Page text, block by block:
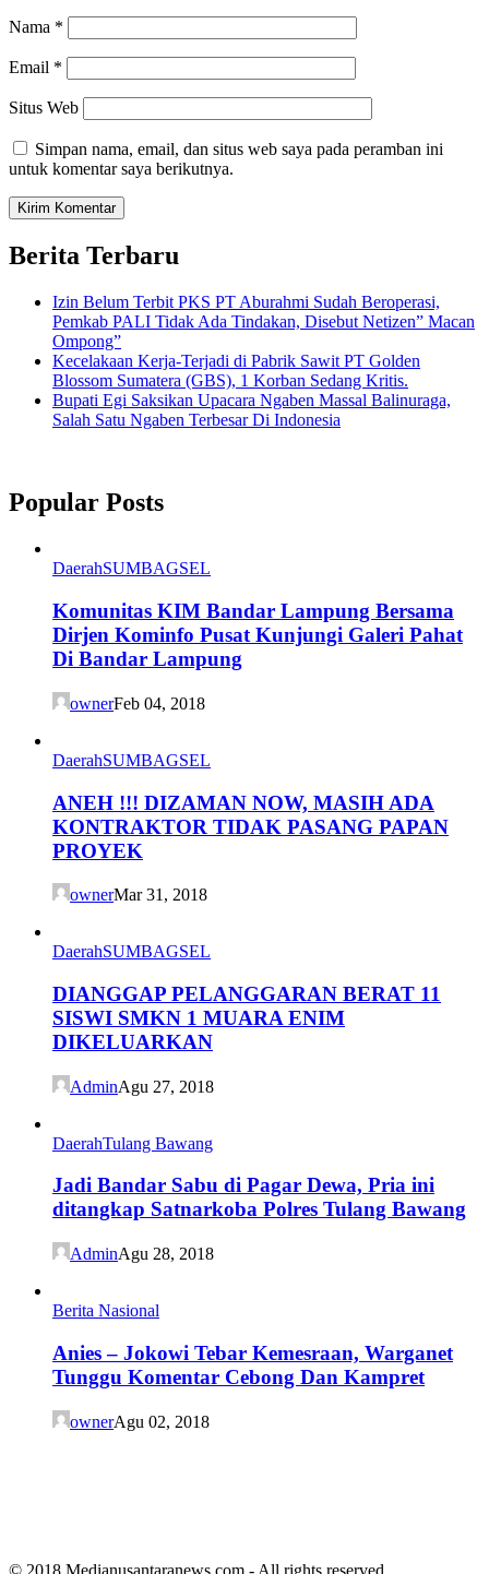
Nama *
Email *
Situs Web
Simpan nama, email, dan situs web saya pada peramban ini
untuk komentar saya berikutnya.
Berita Terbaru
Izin Belum Terbit PKS PT Aburahmi Sudah Beroperasi,
Pemkab PALI Tidak Ada Tindakan, Disebut Netizen” Macan
Ompong”
Kecelakaan Kerja-Terjadi di Pabrik Sawit PT Golden
Blossom Sumatera (GBS), 1 Korban Sedang Kritis.
Bupati Egi Saksikan Upacara Ngaben Massal Balinuraga,
Salah Satu Ngaben Terbesar Di Indonesia
Popular Posts
DaerahSUMBAGSEL
Komunitas KIM Bandar Lampung Bersama
Dirjen Kominfo Pusat Kunjungi Galeri Pahat
Di Bandar Lampung
ownerFeb 04, 2018
DaerahSUMBAGSEL
ANEH !!! DIZAMAN NOW, MASIH ADA
KONTRAKTOR TIDAK PASANG PAPAN
PROYEK
ownerMar 31, 2018
DaerahSUMBAGSEL
DIANGGAP PELANGGARAN BERAT 11
SISWI SMKN 1 MUARA ENIM
DIKELUARKAN
AdminAgu 27, 2018
DaerahTulang Bawang
Jadi Bandar Sabu di Pagar Dewa, Pria ini
ditangkap Satnarkoba Polres Tulang Bawang
AdminAgu 28, 2018
Berita Nasional
Anies – Jokowi Tebar Kemesraan, Warganet
Tunggu Komentar Cebong Dan Kampret
ownerAgu 02, 2018
© 2018 Medianusantaranews.com - All rights reserved.